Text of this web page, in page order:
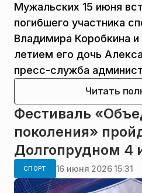
Мужальских 15 июня
погибшего участника
Владимира Коробкина и
летием его дочь
пресс-служба
Читать
Фестиваль
поколения»
Долгопрудном 4
СПОРТ 16 июня 2026 15:31